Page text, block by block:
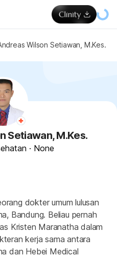
Wilson Setiawan, M.Kes.
Setiawan, M.Kes.
· None
dokter umum lulusan
Bandung. Beliau pernah
Kristen Maranatha dalam
kerja sama antara
dan Hebei Medical